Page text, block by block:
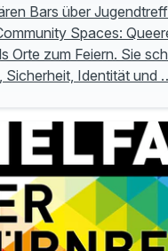
Bars über
Spaces:
Orte zum Feiern. Sie
Sicherheit, Identität und